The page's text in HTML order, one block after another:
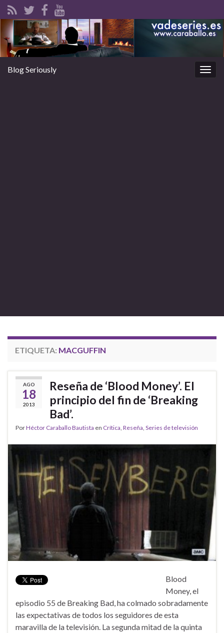
Blog Seriously
ETIQUETA: MACGUFFIN
AGO
18
2013
Reseña de ‘Blood Money’. El
principio del fin de ‘Breaking
Bad’.
PorHéctor Caraballo Bautista en Crítica Reseña Series de televisión
Blood
Money, el
episodio 55 de Breaking Bad, ha colmado sobradamente
las expectativas de todos los seguidores de esta
maravilla de la televisión. La segunda mitad de la quinta